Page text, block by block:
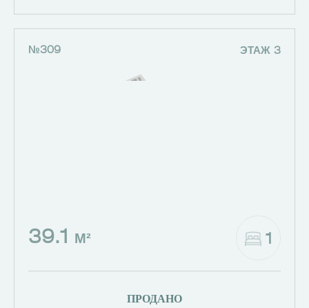
№309 ЭТАЖ 3
39.1 М² 1
ПРОДАНО